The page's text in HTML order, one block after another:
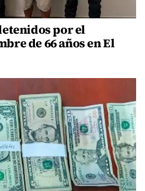
por el
de 66 años en El